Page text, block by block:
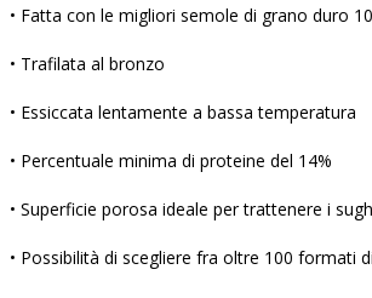
• Fatta con le migliori semole di grano duro
• Trafilata al bronzo
• Essiccata lentamente a bassa temperatura
• Percentuale minima di proteine del 14%
• Superficie porosa ideale per trattenere i
• Possibilità di scegliere fra oltre 100 formati